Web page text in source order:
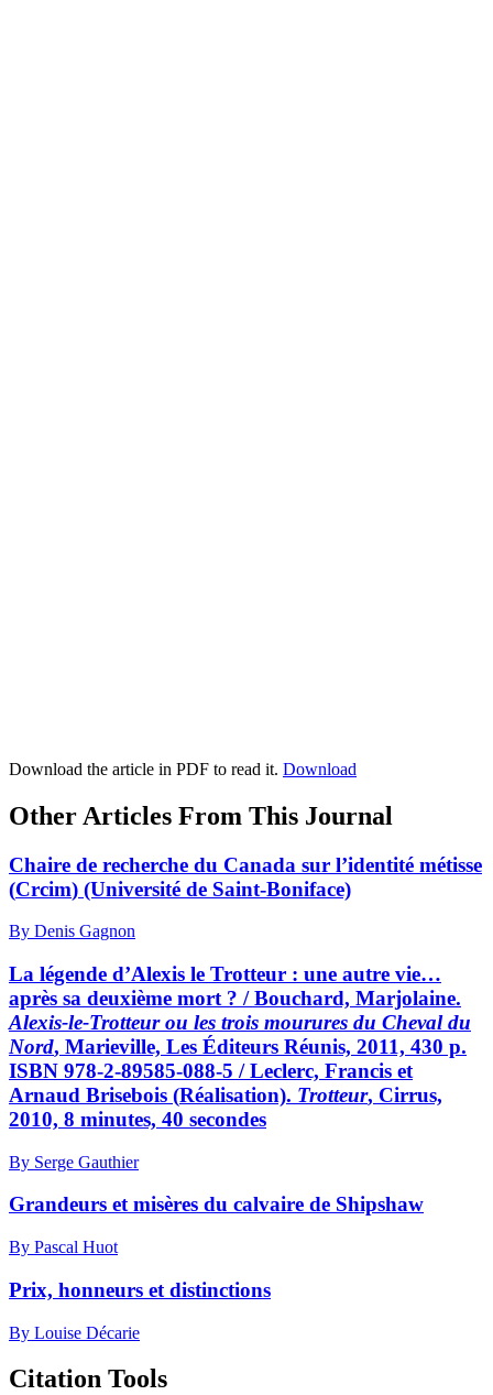
Download the article in PDF to read it. Download
Other Articles From This Journal
Chaire de recherche du Canada sur l’identité métisse
(Crcim) (Université de Saint-Boniface)
By Denis Gagnon
La légende d’Alexis le Trotteur : une autre vie…
après sa deuxième mort ? /Bouchard, Marjolaine.
Alexis-le-Trotteur ou les trois mourures du Cheval du
Nord, Marieville, Les Éditeurs Réunis, 2011, 430 p.
ISBN 978-2-89585-088-5 /Leclerc, Francis et
Arnaud Brisebois (Réalisation). Trotteur, Cirrus,
2010, 8 minutes, 40 secondes
By Serge Gauthier
Grandeurs et misères du calvaire de Shipshaw
By Pascal Huot
Prix, honneurs et distinctions
By Louise Décarie
Citation Tools